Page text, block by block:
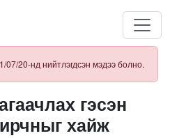
20-нд нийтлэгдсэн мэдээ болно.
гэсэн
хайж